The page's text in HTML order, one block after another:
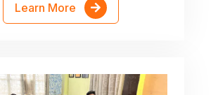
Learn More